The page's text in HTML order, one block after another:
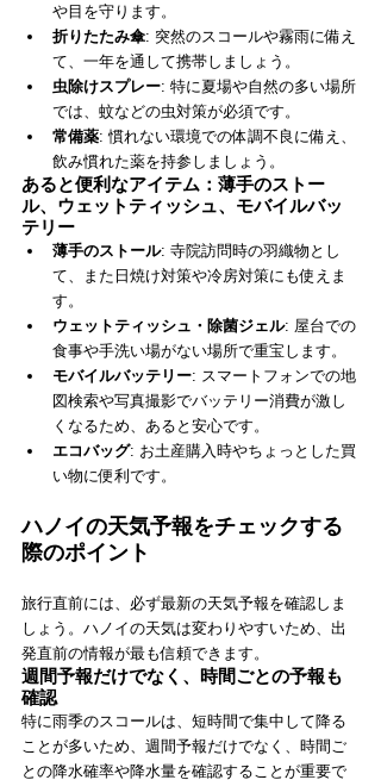
や目を守ります。
折りたたみ傘: 突然のスコールや霧雨に備え
て、一年を通して携帯しましょう。
虫除けスプレー: 特に夏場や自然の多い場所
では、蚊などの虫対策が必須です。
常備薬: 慣れない環境での体調不良に備え、
飲み慣れた薬を持参しましょう。
あると便利なアイテム：薄手のストー
ル、ウェットティッシュ、モバイルバッ
テリー
薄手のストール: 寺院訪問時の羽織物とし
て、また日焼け対策や冷房対策にも使えま
す。
ウェットティッシュ・除菌ジェル: 屋台での
食事や手洗い場がない場所で重宝します。
モバイルバッテリー: スマートフォンでの地
図検索や写真撮影でバッテリー消費が激し
くなるため、あると安心です。
エコバッグ: お土産購入時やちょっとした買
い物に便利です。
ハノイの天気予報をチェックする
際のポイント
旅行直前には、必ず最新の天気予報を確認しま
しょう。ハノイの天気は変わりやすいため、出
発直前の情報が最も信頼できます。
週間予報だけでなく、時間ごとの予報も
確認
特に雨季のスコールは、短時間で集中して降る
ことが多いため、週間予報だけでなく、時間ご
との降水確率や降水量を確認することが重要で